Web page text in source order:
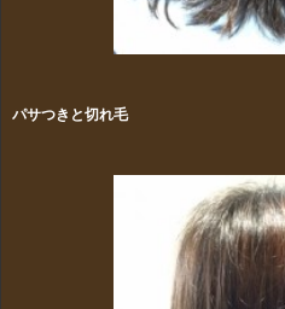
パサつきと切れ毛